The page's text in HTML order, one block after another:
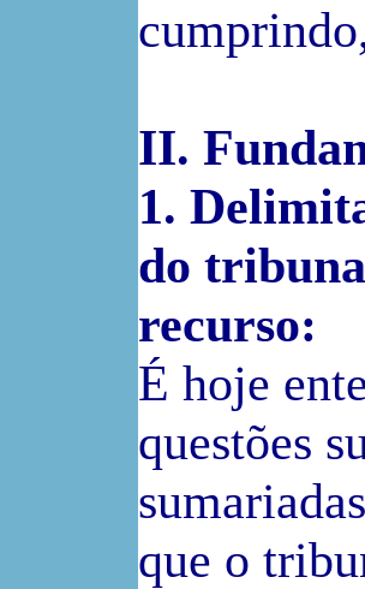
II.
1.
do
recurso:
É hoje
questões
que o